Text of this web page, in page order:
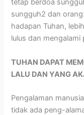
tetap berdoa
sungguh2 dan
hadapan Tuhan,
lulus dan
TUHAN DAPAT
LALU DAN YANG
Pengalaman
tidak ada peng-